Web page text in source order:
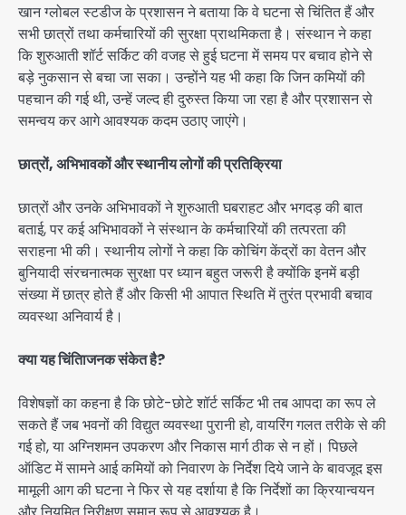
खान ग्लोबल स्टडीज के प्रशासन ने बताया कि वे घटना से चिंतित हैं और
सभी छात्रों तथा कर्मचारियों की सुरक्षा प्राथमिकता है। संस्थान ने कहा
कि शुरुआती शॉर्ट सर्किट की वजह से हुई घटना में समय पर बचाव होने से
बड़े नुकसान से बचा जा सका। उन्होंने यह भी कहा कि जिन कमियों की
पहचान की गई थी, उन्हें जल्द ही दुरुस्त किया जा रहा है और प्रशासन से
समन्वय कर आगे आवश्यक कदम उठाए जाएंगे।
छात्रों, अभिभावकों और स्थानीय लोगों की प्रतिक्रिया
छात्रों और उनके अभिभावकों ने शुरुआती घबराहट और भगदड़ की बात
बताई, पर कई अभिभावकों ने संस्थान के कर्मचारियों की तत्परता की
सराहना भी की। स्थानीय लोगों ने कहा कि कोचिंग केंद्रों का वेतन और
बुनियादी संरचनात्मक सुरक्षा पर ध्यान बहुत जरूरी है क्योंकि इनमें बड़ी
संख्या में छात्र होते हैं और किसी भी आपात स्थिति में तुरंत प्रभावी बचाव
व्यवस्था अनिवार्य है।
क्या यह चिंतिाजनक संकेत है?
विशेषज्ञों का कहना है कि छोटे-छोटे शॉर्ट सर्किट भी तब आपदा का रूप ले
सकते हैं जब भवनों की विद्युत व्यवस्था पुरानी हो, वायरिंग गलत तरीके से की
गई हो, या अग्निशमन उपकरण और निकास मार्ग ठीक से न हों। पिछले
ऑडिट में सामने आई कमियों को निवारण के निर्देश दिये जाने के बावजूद इस
मामूली आग की घटना ने फिर से यह दर्शाया है कि निर्देशों का क्रियान्वयन